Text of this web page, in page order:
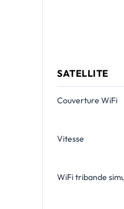
SATELLITE
Couverture WiFi
Vitesse
WiFi tribande